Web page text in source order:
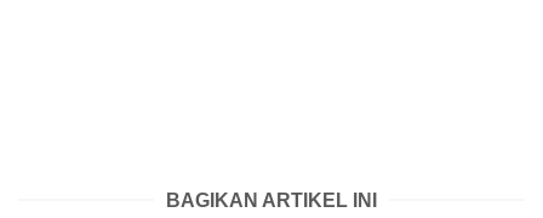
BAGIKAN ARTIKEL INI